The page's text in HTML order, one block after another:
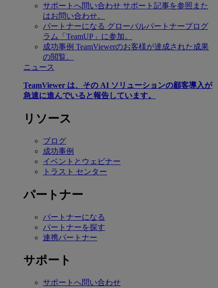
サポートへ問い合わせ サポート記事を参照また
はお問い合わせ。
パートナーになる グローバルパートナープログ
ラム「TeamUP」に参加。
成功事例 TeamViewerのお客様が達成された成果
の閲覧。
ニュース
TeamViewer は、その AI ソリューションの顧客導入が
急速に進んでいると報告しています。
リソース
ブログ
成功事例
イベントとウェビナー
トラスト センター
パートナー
パートナーになる
パートナーを探す
連携パートナー
サポート
サポートへ問い合わせ